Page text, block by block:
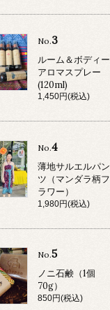
No.3
ルーム＆ボディー
アロマスプレー
(120ml)
1,450円(税込)
No.4
薄地サルエルパン
ツ（マンダラ柄フ
ラワー）
1,980円(税込)
No.5
ノニ石鹸（1個
70g）
850円(税込)